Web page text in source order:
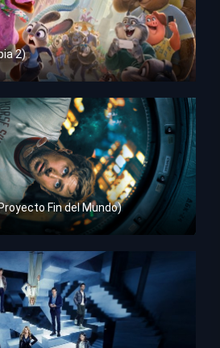
2)
Fin del Mundo)